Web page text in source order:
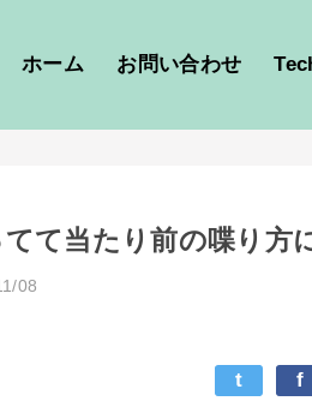
ホーム お問い合わせ
て当たり前の喋り方
08
t f